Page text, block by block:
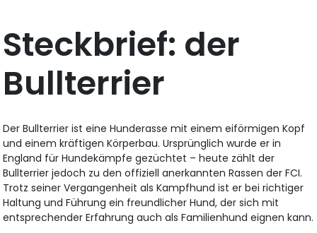
Steckbrief: der
Bullterrier
Der Bullterrier ist eine Hunderasse mit einem eiförmigen Kopf
und einem kräftigen Körperbau. Ursprünglich wurde er in
England für Hundekämpfe gezüchtet – heute zählt der
Bullterrier jedoch zu den offiziell anerkannten Rassen der FCI.
Trotz seiner Vergangenheit als Kampfhund ist er bei richtiger
Haltung und Führung ein freundlicher Hund, der sich mit
entsprechender Erfahrung auch als Familienhund eignen kann.